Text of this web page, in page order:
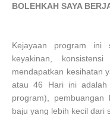
BOLEHKAH SAYA
Kejayaan program ini
keyakinan,
mendapatkan kesihatan
atau 46 Hari ini adalah
program), pembuangan
baju yang lebih kecil dari